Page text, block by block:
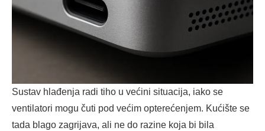
Sustav hlađenja radi tiho u većini situacija, iako se
ventilatori mogu čuti pod većim opterećenjem. Kućište se
tada blago zagrijava, ali ne do razine koja bi bila